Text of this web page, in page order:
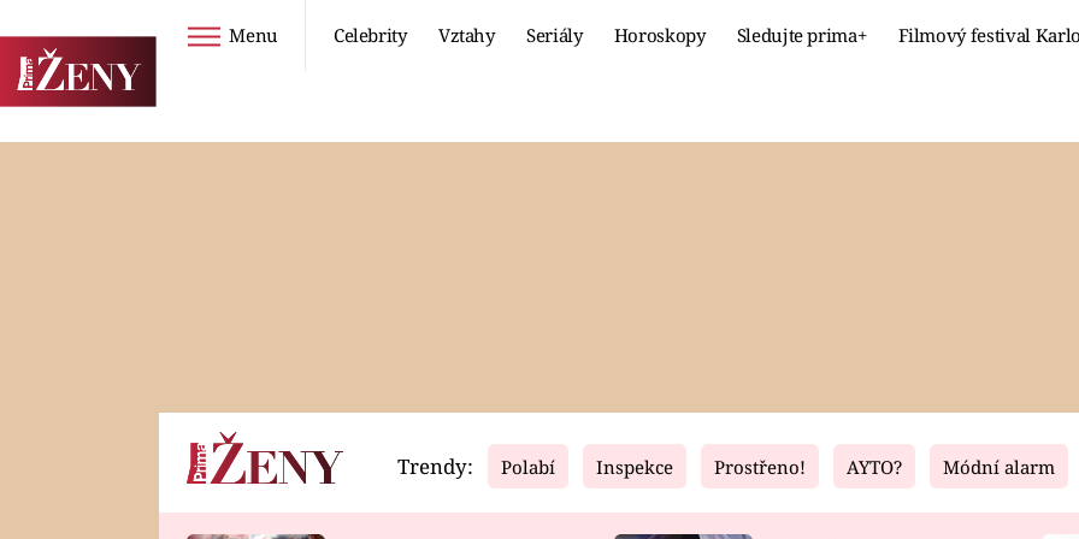
Menu Celebrity Vztahy Seriály Horoskopy Sledujte prima+ Filmový festival
Horoskopy Video Fresh Living
Trendy: Polabí Inspekce Prostřeno! AYTO? Módní alarm